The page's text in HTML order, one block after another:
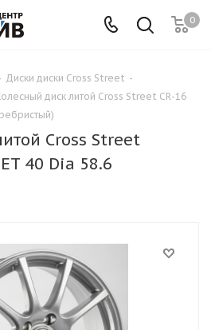
0
Диски диски Cross Street -
диск литой Cross Street СR-16
Cross Street
40 Dia 58.6